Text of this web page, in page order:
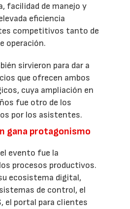
facilidad de manejo y
eficiencia
competitivos tanto de
operación.
sirvieron para dar a
que ofrecen ambos
cuya ampliación en
fue otro de los
por los asistentes.
gana protagonismo
evento fue la
procesos productivos.
ecosistema digital,
de control, el
el portal para clientes